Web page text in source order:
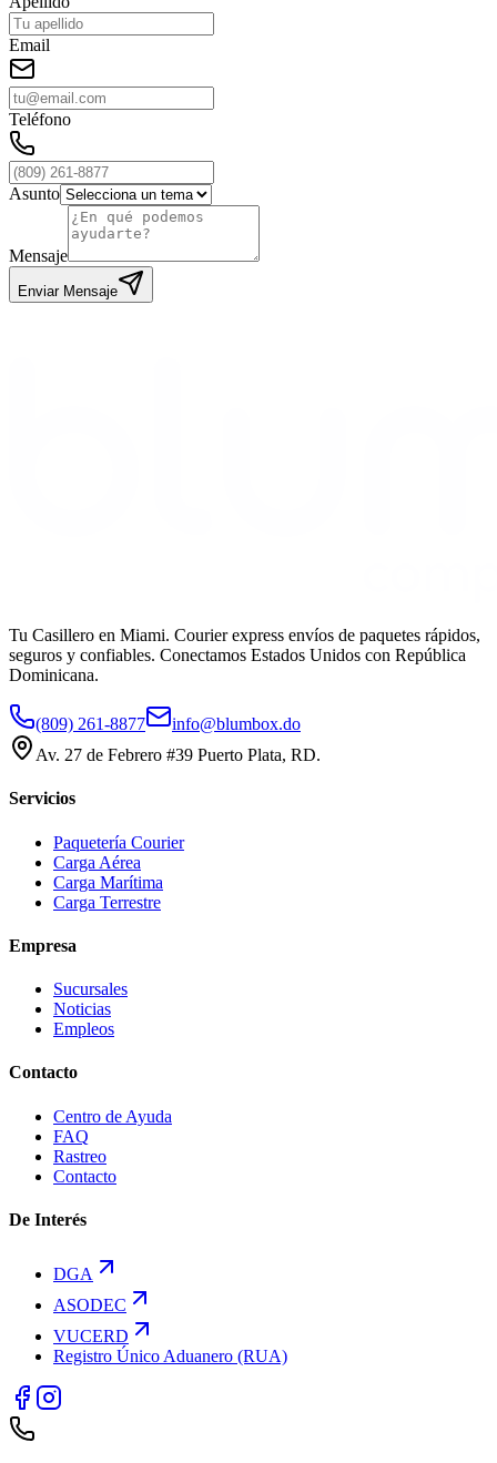
Email
Teléfono
Asunto
Mensaje
Enviar Mensaje
Tu Casillero en Miami. Courier express envíos de paquetes rápidos,
seguros y confiables. Conectamos Estados Unidos con República
Dominicana.
(809) 261-8877
info@blumbox.do
Av. 27 de Febrero #39 Puerto Plata, RD.
Servicios
Paquetería Courier
Carga Aérea
Carga Marítima
Carga Terrestre
Empresa
Sucursales
Noticias
Empleos
Contacto
Centro de Ayuda
FAQ
Rastreo
Contacto
De Interés
DGA
ASODEC
VUCERD
Registro Único Aduanero (RUA)